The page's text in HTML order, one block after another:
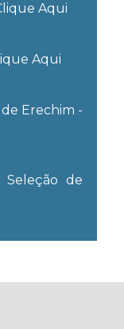
Aqui
Aqui
Erechim -
Seleção de